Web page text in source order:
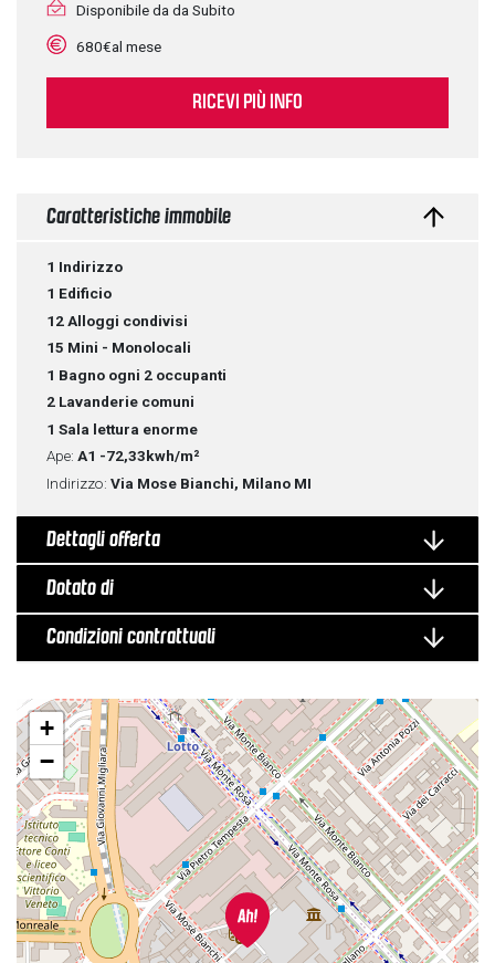
Disponibile da da Subito
680€al mese
RICEVI PIÙ INFO
Caratteristiche immobile
1 Indirizzo
1 Edificio
12 Alloggi condivisi
15 Mini - Monolocali
1 Bagno ogni 2 occupanti
2 Lavanderie comuni
1 Sala lettura enorme
Ape:A1 -72,33kwh/m²
Indirizzo:Via Mose Bianchi, Milano MI
Dettagli offerta
Dotato di
Condizioni contrattuali
+
−